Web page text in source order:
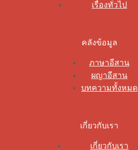
เรื่องทั่วไป
คลังข้อมูล
ภาษาอีสาน
ผญาอีสาน
บทความทั้งหมด
เกี่ยวกับเรา
เกี่ยวกับเรา